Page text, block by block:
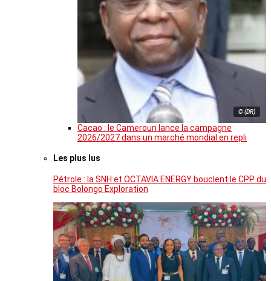
© (DR)
Cacao : le Cameroun lance la campagne
2026/2027 dans un marché mondial en repli
Les plus lus
Pétrole : la SNH et OCTAVIA ENERGY bouclent le CPP du
bloc Bolongo Exploration